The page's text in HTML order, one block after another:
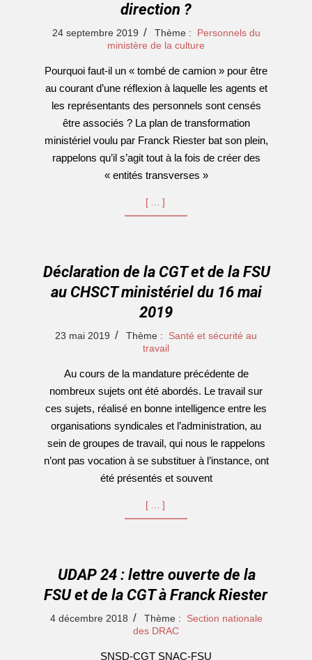
direction ?
2019-
24 septembre 2019 Thème :
Personnels du
ministère de la culture
Pourquoi faut-il un « tombé de camion » pour être
au courant d’une réflexion à laquelle les agents et
les représentants des personnels sont censés
être associés ? La plan de transformation
ministériel voulu par Franck Riester bat son plein,
rappelons qu’il s’agit tout à la fois de créer des
« entités transverses »
[…]
Déclaration de la CGT et de la FSU
au CHSCT ministériel du 16 mai
2019
2019-23 mai 2019 Thème :
Santé et sécurité au
travail
Au cours de la mandature précédente de
nombreux sujets ont été abordés. Le travail sur
ces sujets, réalisé en bonne intelligence entre les
organisations syndicales et l’administration, au
sein de groupes de travail, qui nous le rappelons
n’ont pas vocation à se substituer à l’instance, ont
été présentés et souvent
[…]
UDAP 24 : lettre ouverte de la
FSU et de la CGT à Franck Riester
2018-
4 décembre 2018 Thème :
Section nationale
des DRAC
SNSD-CGT SNAC-FSU